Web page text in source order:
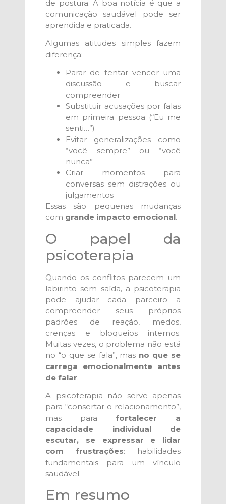
de postura. A boa notícia é que a
comunicação saudável pode ser
aprendida e praticada.
Algumas atitudes simples fazem
diferença:
Parar de tentar vencer uma
discussão e buscar
compreender
Substituir acusações por falas
em primeira pessoa (“Eu me
senti…”)
Evitar generalizações como
“você sempre” ou “você
nunca”
Criar momentos para
conversas sem distrações ou
julgamentos
Essas são pequenas mudanças
com grande impacto emocional.
O papel da
psicoterapia
Quando os conflitos parecem um
labirinto sem saída, a psicoterapia
pode ajudar cada parceiro a
compreender seus próprios
padrões de reação, medos,
crenças e bloqueios internos.
Muitas vezes, o problema não está
no “o que se fala”, mas no que se
carrega emocionalmente antes
de falar.
A psicoterapia não serve apenas
para “consertar o relacionamento”,
mas parafortalecer a
capacidade individual de
escutar, se expressar e lidar
com frustrações: habilidades
fundamentais para um vínculo
saudável.
Em resumo